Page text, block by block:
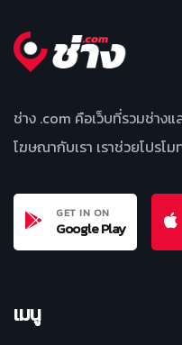
ช่าง .com คือเว็บที่รวมช่าง
โฆษณากับเรา เราช่วยโปรโ
GET IN ON
Google Play
เมนู